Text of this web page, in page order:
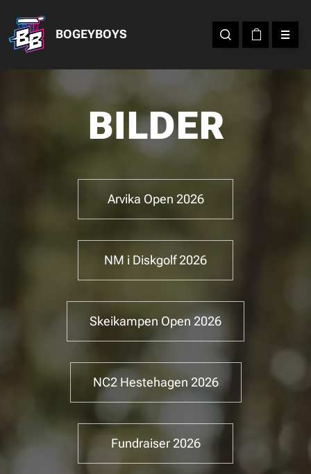
BOGEYBOYS
BILDER
Arvika Open 2026
NM i Diskgolf 2026
Skeikampen Open 2026
NC2 Hestehagen 2026
Fundraiser 2026